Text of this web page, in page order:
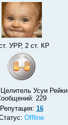
УРР, 2 ст. КР
Усуи Рейки
229
Репутация: 16
Offline